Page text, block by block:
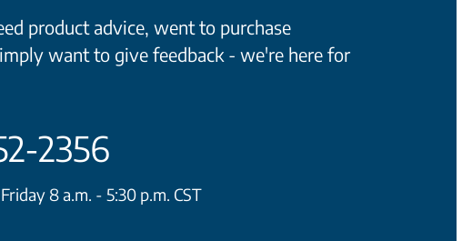
product advice, went to purchase
want to give feedback - we're here for
2356
8 a.m. - 5:30 p.m. CST